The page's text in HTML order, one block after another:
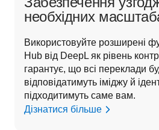
необхідних
Використовуйте розширені
Hub від DeepL як рівень
гарантує, що всі переклади
відповідатимуть іміджу й
підходитимуть саме вам.
Дізнатися більше